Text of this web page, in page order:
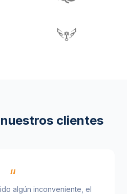
clientes
“
algún inconveniente, el